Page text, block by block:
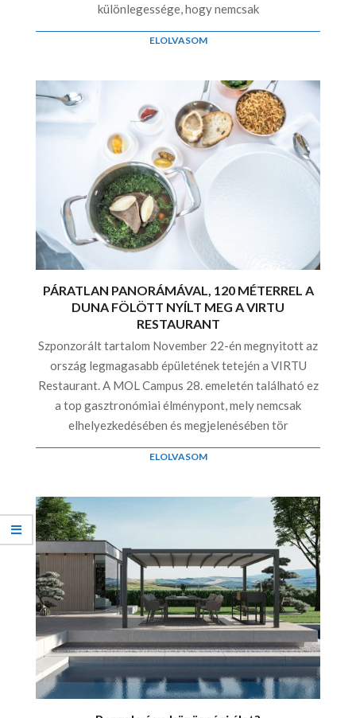
különlegessége, hogy nemcsak
ELOLVASOM
PÁRATLAN PANORÁMÁVAL, 120 MÉTERREL A
DUNA FÖLÖTT NYÍLT MEG A VIRTU
RESTAURANT
Szponzorált tartalom November 22-én megnyitott az
ország legmagasabb épületének tetején a VIRTU
Restaurant. A MOL Campus 28. emeletén található ez
a top gasztronómiai élménypont, mely nemcsak
elhelyezkedésében és megjelenésében tör
ELOLVASOM